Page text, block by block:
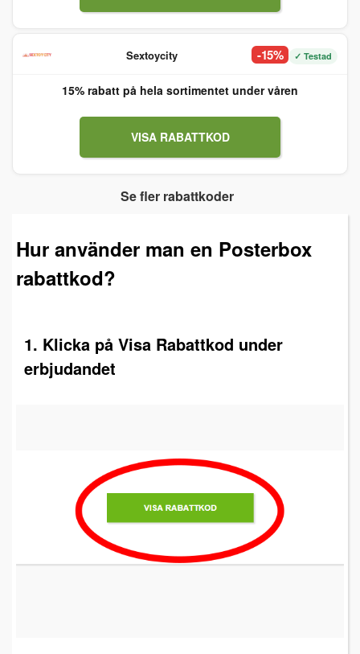
Sextoycity -15% ✓ Testad
15% rabatt på hela sortimentet under våren
VISA RABATTKOD
Se fler rabattkoder
Hur använder man en Posterbox
rabattkod?
1. Klicka på Visa Rabattkod under
erbjudandet